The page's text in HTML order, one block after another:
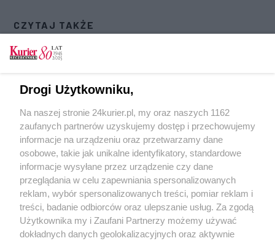
CZYTAJ TAKŻE
Kierowca zasłabł. Zablokowane torowisko
Motorniczowie w niedzielę mają swoje święto
Rozwiązali umowę z wykonawcą
Odwołania, opóźnienia i zerwane linie (akt. 1)
POGODA
13℃
Zobacz prognozę na 3 dni
Drogi Użytkowniku,
Na naszej stronie 24kurier.pl, my oraz naszych 1162
zaufanych partnerów uzyskujemy dostęp i przechowujemy
informacje na urządzeniu oraz przetwarzamy dane
osobowe, takie jak unikalne identyfikatory, standardowe
informacje wysyłane przez urządzenie czy dane
przeglądania w celu zapewniania spersonalizowanych
reklam, wybór spersonalizowanych treści, pomiar reklam i
treści, badanie odbiorców oraz ulepszanie usług. Za zgodą
Użytkownika my i Zaufani Partnerzy możemy używać
dokładnych danych geolokalizacyjnych oraz aktywnie